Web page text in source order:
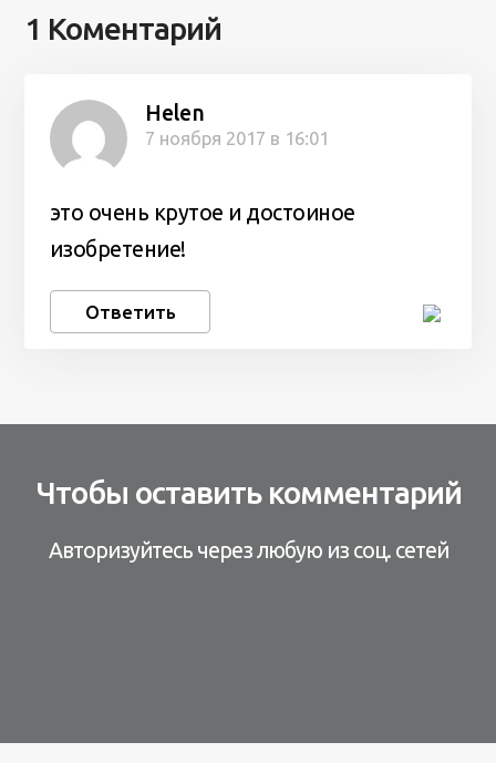
1 Коментарий
Helen
7 ноября 2017 в 16:01
это очень крутое и достоиное
изобретение!
Ответить
Чтобы оставить комментарий
Авторизуйтесь через любую из соц. сетей